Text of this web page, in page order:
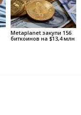
Metaplanet закупи 156
биткоинов на $13,4 млн